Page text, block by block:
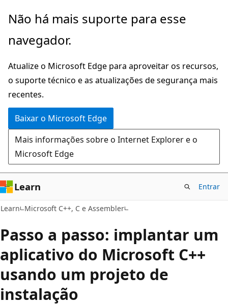
Pular
o
principal
Não há mais suporte para esse
navegador.
Atualize o Microsoft Edge para aproveitar os recursos,
o suporte técnico e as atualizações de segurança mais
recentes.
Baixar o Microsoft Edge
Mais informações sobre o Internet Explorer e o
Microsoft Edge
Learn Entrar
Learn Microsoft C++, C e Assembler
Passo a passo: implantar um
aplicativo do Microsoft C++
usando um projeto de
instalação